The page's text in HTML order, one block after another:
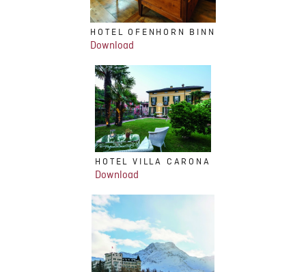
HOTEL OFENHORN BINN
Download
HOTEL VILLA CARONA
Download